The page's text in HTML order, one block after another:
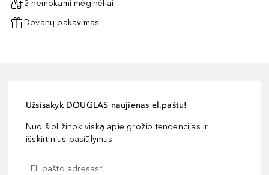
2 nemokami mėginėliai
Dovanų pakavimas
Užsisakyk DOUGLAS naujienas el.paštu!
Nuo šiol žinok viską apie grožio tendencijas ir
išskirtinius pasiūlymus
El. pašto adresas*